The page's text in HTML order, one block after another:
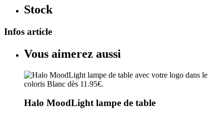
Stock
Infos article
Vous aimerez aussi
Halo MoodLight lampe de table